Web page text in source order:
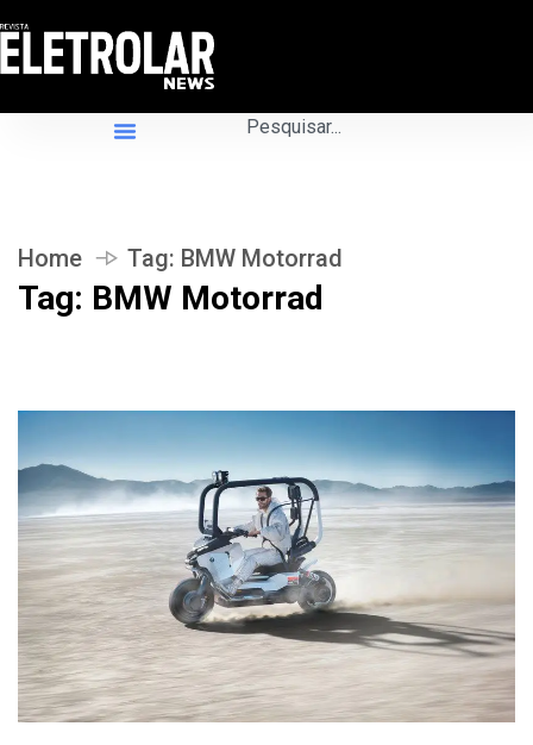
Home Tag: BMW Motorrad
Tag: BMW Motorrad